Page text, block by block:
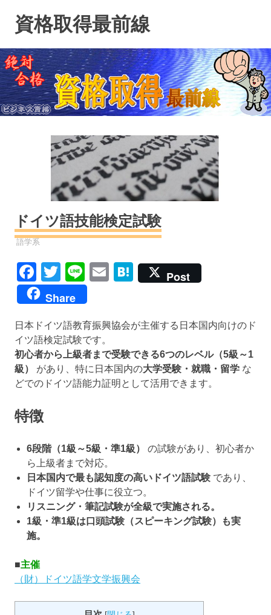
ン
ツ
へ
ス
キ
資格取得最前線
ドイツ語技能検定試験
資格
語学系
Facebook
Twitter
LineEmailHatena
Post
Share
日本ドイツ語教育振興協会が主催する日本国内向けのド
イツ語検定試験です。
初心者から上級者まで受験できる6つのレベル（5級～1
級）
があり、特に日本国内の大学受験・就職・留学 な
どでのドイツ語能力証明として活用できます。
特徴
6段階（1級～5級・準1級）
の試験があり、初心者か
ら上級者まで対応。
日本国内で最も認知度の高いドイツ語試験 であり、
ドイツ留学や仕事に役立つ。
リスニング・筆記試験が全級で実施される。
1級・準1級は口頭試験（スピーキング試験）も実
施。
■主催
（財）ドイツ語学文学振興会